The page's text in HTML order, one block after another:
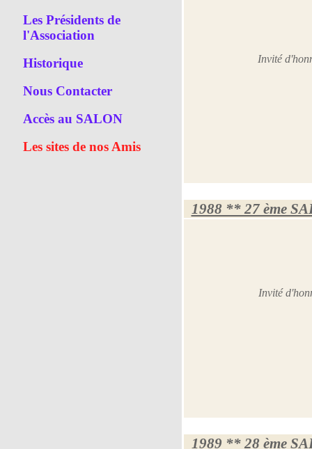
Les Présidents de
l'Association
Historique
Nous Contacter
Accès au SALON
Les sites de nos Amis
Invité
1988 ** 27 ème
Invité
1989 ** 28 ème